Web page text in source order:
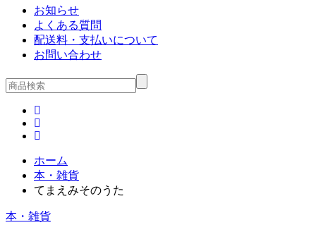
お知らせ
よくある質問
配送料・支払いについて
お問い合わせ
ホーム
本・雑貨
てまえみそのうた
本・雑貨